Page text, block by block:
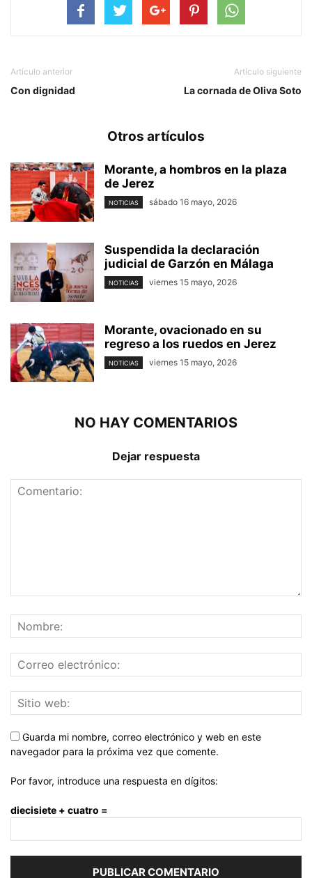
Artículo anterior
Con dignidad
Artículo siguiente
La cornada de Oliva Soto
Otros artículos
Morante, a hombros en la plaza
de Jerez
NOTICIAS sábado 16 mayo, 2026
Suspendida la declaración
judicial de Garzón en Málaga
NOTICIAS viernes 15 mayo, 2026
Morante, ovacionado en su
regreso a los ruedos en Jerez
NOTICIAS viernes 15 mayo, 2026
NO HAY COMENTARIOS
Dejar respuesta
Guarda mi nombre, correo electrónico y web en este
navegador para la próxima vez que comente.
Por favor, introduce una respuesta en dígitos:
diecisiete + cuatro =